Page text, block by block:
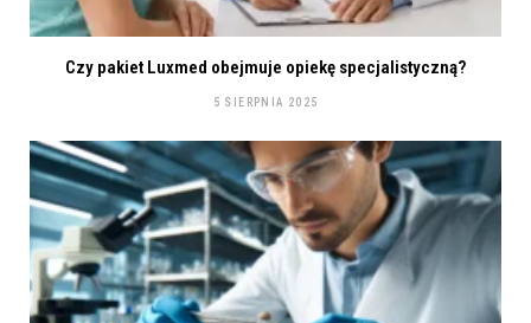
Czy pakiet Luxmed obejmuje opiekę specjalistyczną?
5 SIERPNIA 2025